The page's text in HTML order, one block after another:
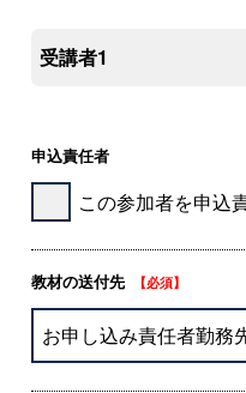
受講者1
申込責任者
この参加者を申込
教材の送付先 【必須】